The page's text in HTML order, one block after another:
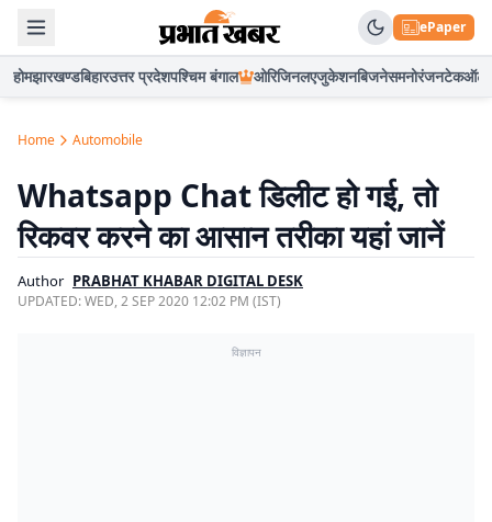
ePaper
होमझारखण्डबिहारउत्तर प्रदेशपश्चिम बंगाल ओरिजिनलएजुकेशनबिजनेसमनोरंजनटेकऑटो
Home Automobile
Whatsapp Chat डिलीट हो गई, तो
रिकवर करने का आसान तरीका यहां जानें
Author PRABHAT KHABAR DIGITAL DESK
UPDATED:WED, 2 SEP 2020 12:02 PM (IST)
विज्ञापन